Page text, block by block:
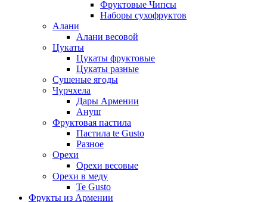
Фруктовые Чипсы
Наборы сухофруктов
Алани
Алани весовой
Цукаты
Цукаты фруктовые
Цукаты разные
Сушеные ягоды
Чурчхела
Дары Армении
Ануш
Фруктовая пастила
Пастила te Gusto
Разное
Орехи
Орехи весовые
Орехи в меду
Te Gusto
Фрукты из Армении